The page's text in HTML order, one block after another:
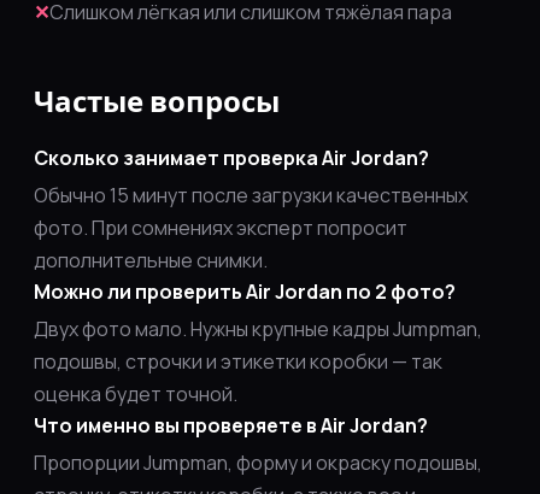
✕Слишком лёгкая или слишком тяжёлая пара
Частые вопросы
Сколько занимает проверка Air Jordan?
Обычно 15 минут после загрузки качественных
фото. При сомнениях эксперт попросит
дополнительные снимки.
Можно ли проверить Air Jordan по 2 фото?
Двух фото мало. Нужны крупные кадры Jumpman,
подошвы, строчки и этикетки коробки — так
оценка будет точной.
Что именно вы проверяете в Air Jordan?
Пропорции Jumpman, форму и окраску подошвы,